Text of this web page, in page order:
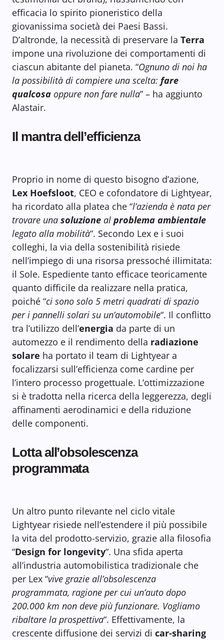
efficacia lo spirito pioneristico della
giovanissima società dei Paesi Bassi.
D’altronde, la necessità di preservare la Terra
impone una rivoluzione dei comportamenti di
ciascun abitante del pianeta. “Ognuno di noi ha
la possibilità di compiere una scelta: fare
qualcosa oppure non fare nulla” – ha aggiunto
Alastair.
Il mantra dell’efficienza
Proprio in nome di questo bisogno d’azione,
Lex Hoefsloot, CEO e cofondatore di Lightyear,
ha ricordato alla platea che “l’azienda è nata per
trovare una soluzione al problema ambientale
legato alla mobilità“. Secondo Lex e i suoi
colleghi, la via della sostenibilità risiede
nell’impiego di una risorsa pressoché illimitata:
il Sole. Espediente tanto efficace teoricamente
quanto difficile da realizzare nella pratica,
poiché “ci sono solo 5 metri quadrati di spazio
per i pannelli solari su un’automobile“. Il conflitto
tra l’utilizzo dell’energia da parte di un
automezzo e il rendimento della radiazione
solare ha portato il team di Lightyear a
focalizzarsi sull’efficienza come cardine per
l’intero processo progettuale. L’ottimizzazione
si è tradotta nella ricerca della leggerezza, degli
affinamenti aerodinamici e della riduzione
delle componenti.
Lotta all’obsolescenza
programmata
Un altro punto rilevante nel ciclo vitale
Lightyear risiede nell’estendere il più possibile
la vita del prodotto-servizio, grazie alla filosofia
“Design for longevity“. Una sfida aperta
all’industria automobilistica tradizionale che
per Lex “vive grazie all’obsolescenza
programmata, ragione per cui un’auto dopo
200.000 km non deve più funzionare. Vogliamo
ribaltare la prospettiva“. Effettivamente, la
crescente diffusione dei servizi di car-sharing